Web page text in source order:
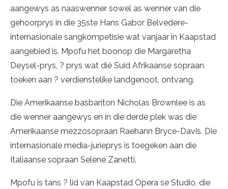
aangewys as naaswenner sowel as wenner van die
gehoorprys in die 35ste Hans Gabor Belvedere-
internasionale sangkompetisie wat vanjaar in Kaapstad
aangebied is. Mpofu het boonop die Margaretha
Deysel-prys, ? prys wat dié Suid Afrikaanse sopraan
toeken aan ? verdienstelike landgenoot, ontvang.
Die Amerikaanse basbariton Nicholas Brownlee is as
die wenner aangewys en in die derde plek was die
Amerikaanse mezzosopraan Raehann Bryce-Davis. Die
internasionale media-jurieprys is toegeken aan die
Italiaanse sopraan Selene Zanetti.
Mpofu is tans ? lid van Kaapstad Opera se Studio, die